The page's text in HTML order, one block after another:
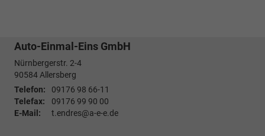
Auto-Einmal-Eins GmbH
Nürnbergerstr. 2-4
90584Allersberg
Telefon:
09176 98 66-11
Telefax:
09176 99 90 00
E-Mail:
t.endres@a-e-e.de